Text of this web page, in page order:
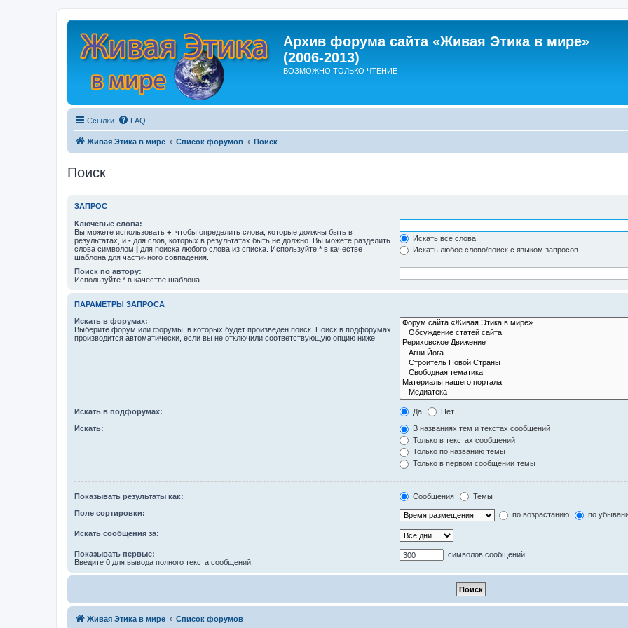
Архив форума сайта «Живая Этика в мире»
(2006-2013)
ВОЗМОЖНО ТОЛЬКО ЧТЕНИЕ
Ссылки FAQ
Живая Этика в мире Список форумов Поиск
Поиск
ЗАПРОС
Ключевые слова:
Вы можете использовать + , чтобы определить слова, которые должны быть в
результатах, и - для слов, которых в результатах быть не должно. Вы можете разделить
слова символом | для поиска любого слова из списка. Используйте * в качестве
шаблона для частичного совпадения.
Искать все слова
Искать любое слово/поиск с языком запросов
Поиск по автору:
Используйте * в качестве шаблона.
ПАРАМЕТРЫ ЗАПРОСА
Искать в форумах:
Выберите форум или форумы, в которых будет произведён поиск. Поиск в подфорумах
производится автоматически, если вы не отключили соответствующую опцию ниже.
Искать в подфорумах: Да Нет
Искать:
В названиях тем и текстах сообщений
Только в текстах сообщений
Только по названию темы
Только в первом сообщении темы
Показывать результаты как: Сообщения Темы
Поле сортировки: по возрастанию по
Искать сообщения за:
Показывать первые:
Введите 0 для вывода полного текста сообщений.
символов сообщений
Живая Этика в мире Список форумов